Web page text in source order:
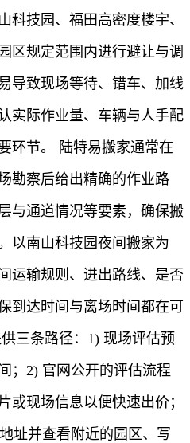
科技园、福田高密度楼宇、
区规定范围内进行避让与调
导致现场等待、错车、加线
实际作业量、车辆与人手配
环节。 陆特易搬家通常在
勘察后给出精确的作业路
与通道情况等要素，确保搬
以南山科技园夜间搬家为
运输规则、进出路线、是否
到达时间与离场时间都在可
三条路径：1) 现场评估预
；2) 官网公开的评估流程
或现场信息以便快速出价；
址并查看附近的园区、写